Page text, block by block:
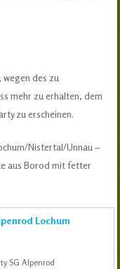
des zu
mehr zu erhalten, dem
zu erscheinen.
Nistertal/Unnau –
aus Borod mit fetter
SG Alpenrod